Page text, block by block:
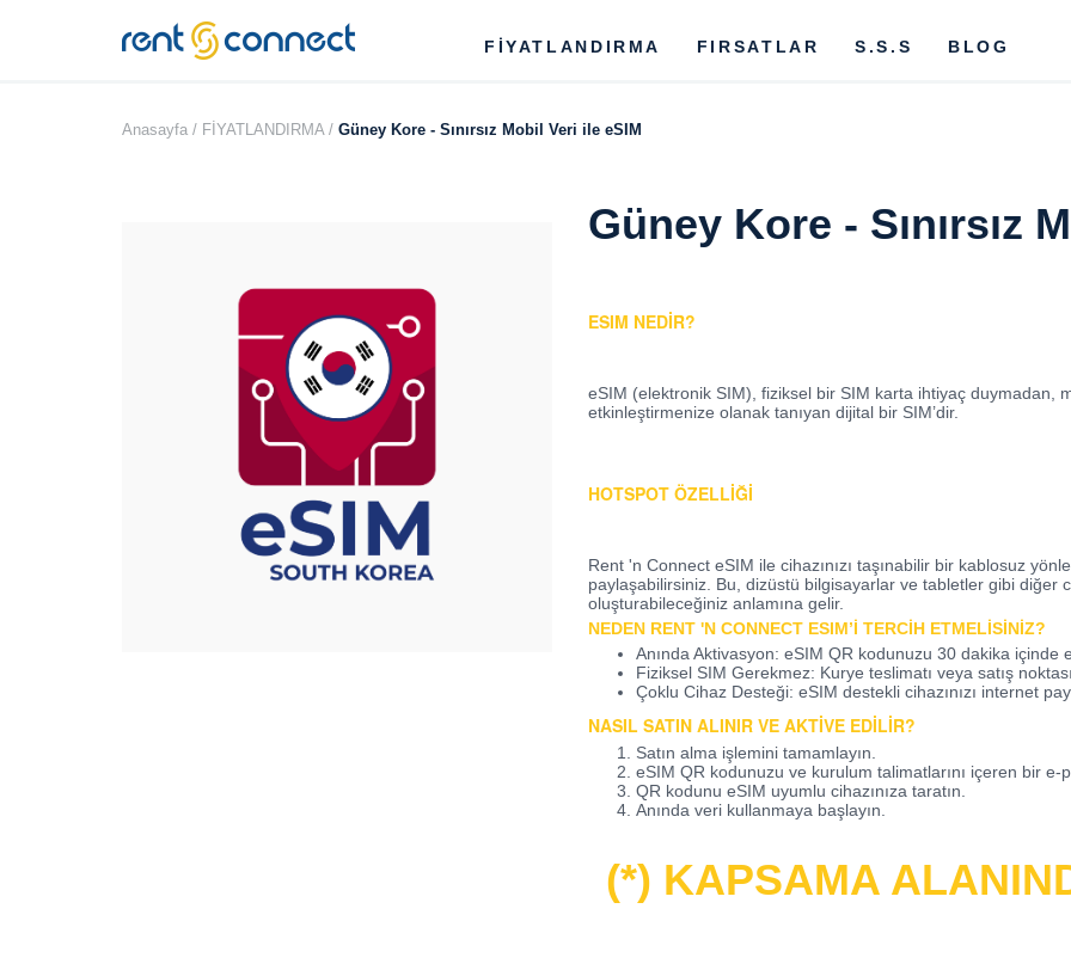
RENT'N
CONNECT
FİYATLANDIRMA FIRSATLAR S.S.S BLOG
Anasayfa / FİYATLANDIRMA / Güney Kore - Sınırsız Mobil Veri ile eSIM
Güney Kore - Sınırsız
ESIM NEDİR?
eSIM (elektronik SIM) , fiziksel bir SIM karta ihtiyaç duymadan,
etkinleştirmenize olanak tanıyan dijital bir SIM’dir.
HOTSPOT ÖZELLIĞI
Rent 'n Connect eSIM ile cihazınızı taşınabilir bir kablosuz
paylaşabilirsiniz . Bu, dizüstü bilgisayarlar ve tabletler gibi
oluşturabileceğiniz anlamına gelir.
NEDEN RENT 'N CONNECT ESIM’I TERCIH ETMELISINIZ?
Anında Aktivasyon: eSIM QR kodunuzu 30 dakika içinde
Fiziksel SIM Gerekmez: Kurye teslimatı veya satış
Çoklu Cihaz Desteği: eSIM destekli cihazınızı internet
NASIL SATIN ALINIR VE AKTIVE EDILIR?
Satın alma işlemini tamamlayın.
eSIM QR kodunuzu ve kurulum talimatlarını içeren bir e-
QR kodunu eSIM uyumlu cihazınıza taratın.
Anında veri kullanmaya başlayın.
(*) KAPSAMA